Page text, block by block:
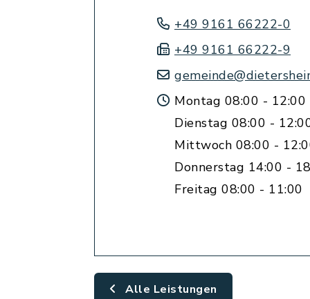
+49 9161 66222-0
+49 9161 66222-9
Montag 08:00 - 12:00
Dienstag 08:00 -
Mittwoch 08:00 -
Donnerstag 14:00 -
Freitag 08:00 - 11:00
Alle Leistungen